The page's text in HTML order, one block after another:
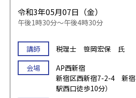
令和3年05月07日（金）
午後1時30分～午後4時30分
講師
税理士 笹岡宏保 氏
会場
AP西新宿
新宿区西新宿7-2-4 新宿
駅西口徒歩10分）